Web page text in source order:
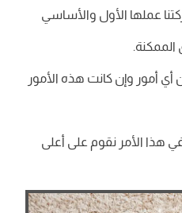
عملها الأول والأساسي
أي أمور وإن كانت هذه الأمور
هذا الأمر نقوم على أعلى